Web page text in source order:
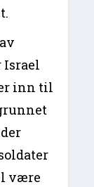
Israel
inn til
være